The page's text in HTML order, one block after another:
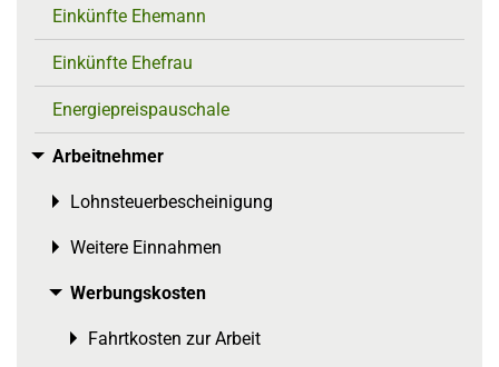
Einkünfte Ehemann
Einkünfte Ehefrau
Energiepreispauschale
Arbeitnehmer
Toggle menu
Lohnsteuerbescheinigung
Toggle menu
Weitere Einnahmen
Toggle menu
Werbungskosten
Toggle menu
Fahrtkosten zur Arbeit
Toggle menu